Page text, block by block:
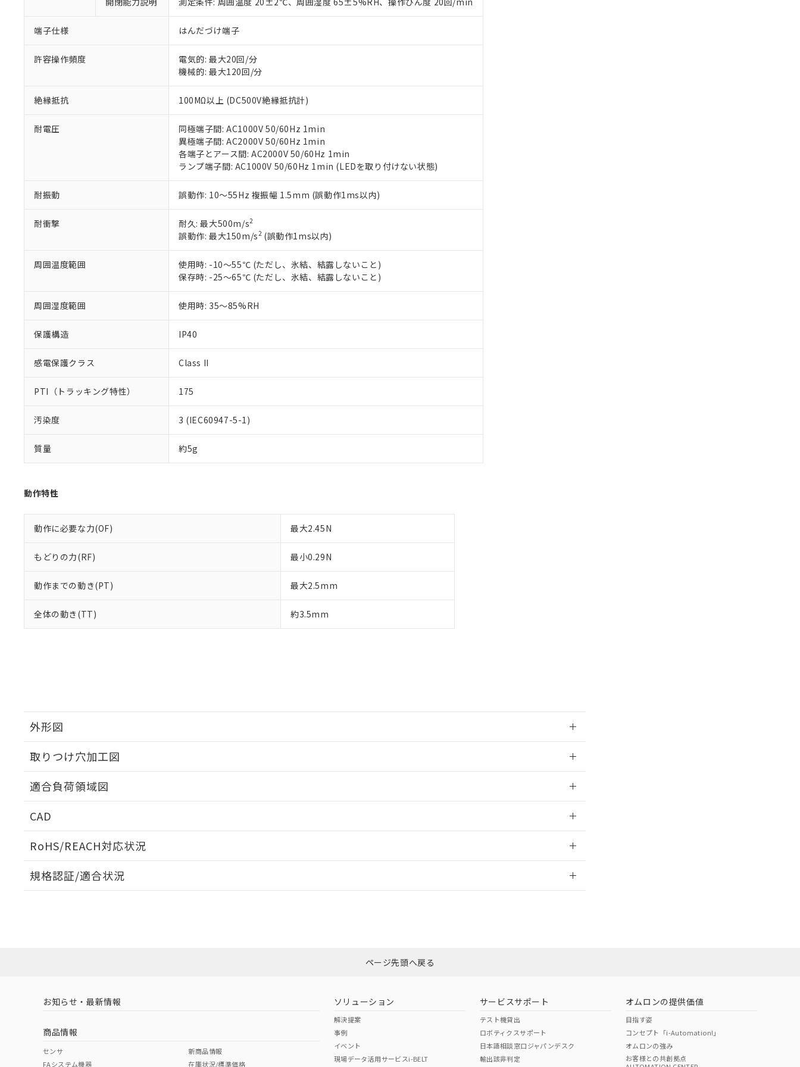
端子仕様 はんだづけ端子
許容操作頻度
電気的: 最大20回/分
機械的: 最大120回/分
絶縁抵抗 100MΩ以上 (DC500V絶縁抵抗計)
耐電圧
同極端子間: AC1000V 50/60Hz 1min
異極端子間: AC2000V 50/60Hz 1min
各端子とアース間: AC2000V 50/60Hz 1min
ランプ端子間: AC1000V 50/60Hz 1min (LEDを取り付けない状態)
耐振動 誤動作: 10～55Hz 複振幅 1.5mm (誤動作1ms以内)
耐衝撃 耐久: 最大500m/s2
誤動作: 最大150m/s2(誤動作1ms以内)
周囲温度範囲
使用時: -10～55℃ (ただし、氷結、結露しないこと)
保存時: -25～65℃ (ただし、氷結、結露しないこと)
周囲湿度範囲 使用時: 35～85%RH
保護構造 IP40
感電保護クラス Class II
PTI（トラッキング特性） 175
汚染度 3 (IEC60947-5-1)
質量 約5g
動作特性
動作に必要な力(OF) 最大2.45N
もどりの力(RF) 最小0.29N
動作までの動き(PT) 最大2.5mm
全体の動き(TT) 約3.5mm
外形図
取りつけ穴加工図
適合負荷領域図
CAD
RoHS/REACH対応状況
EU RoHS 注意事項・凡例
ダウンロードはこちら
中国 RoHS 注意事項・凡例
中国 RoHS表
規格認証/適合状況
以下の条件をお読みいただき、同意のうえご利用ください。
本サービスは、当社制御機器事業取扱商品の当社在庫状況および標準価格(税抜)を提供させていただ
くものです。
当社制御機器事業取扱商品の中には、本サービスの対象外となる商品もあることをご了承ください。
在庫状況および標準価格照会結果は、記載している更新日時点での社内データに基づき作成されるも
のであり、閲覧された時点での実際の在庫および標準価格とは異なる場合があることをご了承くださ
正式な納期状況および標準価格はお客様のお取引先、またはお客様担当のオムロン制御機器販売店・
当社販売員にご相談ください。
オムロン制御機器販売店や当社販売拠点は「
在庫状況および標準価格結果を当社の事前の承諾なく第三者に漏洩または開示しないようお願いしま
す。
マイパーツ機能（部品リスト作成サービス）をご利用いただくには、I-Webメンバーズにご登録され
ている必要があります。
お客様が当ウェブサイト上で当社にご登録された部品リストについて、当社および当社の共同利用者
が、当社の製品・サービスに関するお客様との取引・商談に必要な範囲で利用することをご了承くだ
※当社の共同利用者とは、 "個人情報の共同利用に関して"
いる法人を指します。
非該当品：ライセンス料など無形物で、有害物質有無と関係のない商品です。
仕入先様の事情により、非含有部品としていたものが、含有品と判明した場合などやむを得ず変更すること
があります。
*EU RoHS指令（10物質）：
鉛(Pb) 1000ppm以下、 水銀(Hg) 1000ppm以下、 カドミウム(Cd) 100ppm以下、
六価クロム(Cr(Ⅵ)) 1000ppm以下、ポリ臭化ビフェニル類(PBB) 1000ppm以下、ポリ臭化ジフェニルエーテル類(PBDE) 1000ppm以下、
フタル酸ビス(2-エチルヘキシル) (DEHP)(別名：DOP) 1000ppm以下、フタル酸ブチルベンジル（BBP） 1000ppm以下、フタル酸ジブチ
但し、RoHS指令で産業用監視および制御機器に対する適用除外項目は除く。
※2 対応予定月
部品在庫の切り替え状況などにより、予定月が前後することがあります。
※3 非含有証明書ダウンロード
EU RoHS指令（10物質）の非含有証明書
51物質の非含有証明書（当社基準）
また、RoHS指令のフタル酸エステル類４物質の対応では、対応完了までの期間は出荷製品に未対応品が
混在することから備考欄に対応日を記載しておりました。
既に当社にて対応品への在庫切替を完了していることから、特段のことがない限り、2022年1月12日よ
り割愛しております。
※1 中国RoHS○×表
「×」：最大均質材料含有率が中国RoHSの基準値を超えていることを示します。
「－」：未確認です。当社販売部門へお問い合わせください。
Pb(鉛) :1000ppm、 Hg(水銀) : 1000ppm、 Cd(カドミウム) : 100ppm、
DBP(フタル酸ジブチル) : 1000ppm、 DIBP(フタル酸ジイソブチル) : 1000ppm、 BBP(フタル酸ブチルベンジル) : 1000ppm、
DEHP(フタル酸ビス(2-エチルヘキシル)) : 1000ppm
※2 環境保護使用期限
「10」：通常の使用状況下において有害物質が外部に漏えいし、環境に深刻な影響を及ぼさない年数を意
味します。
「－」：未確認です。当社販売部門へお問い合わせください。
当社は、これら貴社製品のうち、外国為替および外国貿易法に定める商品（以下｢規制貨物等」とい
う）を輸出または国外への提供する場合は、日本国政府の輸出許可(または役務取引許可)を取得する
などの必要な手続きをとります。
当社は規制貨物を破棄する場合は、完全に破砕するなど、違法に輸出されないよう必要な手段を講じ
ます。
置等に一切使用いたしません。
当社は、貴社製品を第三者に販売する場合は、上記1、2および3の内容を当該第三者に通知します。
また当社は、販売先および販売に係わる関係者が違法に輸出するおそれがある場合は、取り引きをい
たしません。
合意する
記
号
説明
○ 一定数以上の在庫あり
△ 一定数には満たないが在庫あり
在庫なし(最新の在庫状況については、お客様のお取引先、またはお客様担当のオムロン制御
白
受注生産機種、また在庫状況の情報を公開していない機種
ページ先頭へ戻る
お知らせ・最新情報
商品情報
センサ
FAシステム機器
新商品情報
在庫状況/標準価格
ソリューション
解決提案
事例
イベント
現場データ活用サービスi-BELT
サービスサポート
テスト機貸出
ロボティクスサポート
日本語相談窓口ジャパンデスク
輸出該非判定
オムロンの提供価値
目指す姿
コンセプト「i-Automation!」
オムロンの強み
お客様との共創拠点